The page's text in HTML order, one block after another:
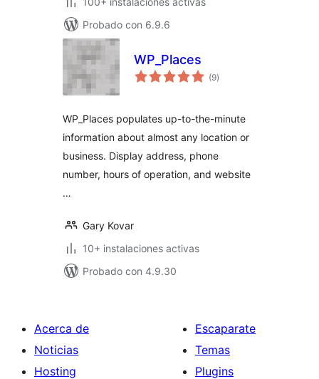
Probado con 6.9.6
WP_Places
(9total
de
)
WP_Places populates up-to-the-minute
information about almost any location or
business. Display address, phone
number, hours of operation, and website
…
Gary Kovar
10+ instalaciones activas
Probado con 4.9.30
Acerca de
Noticias
Hosting
Escaparate
Temas
Plugins